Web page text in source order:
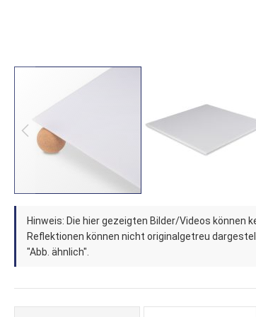
Zum
Anfang
der
Bildergalerie
springen
Hinweis: Die hier gezeigten Bilder/Videos können
Reflektionen können nicht originalgetreu
"Abb. ähnlich".